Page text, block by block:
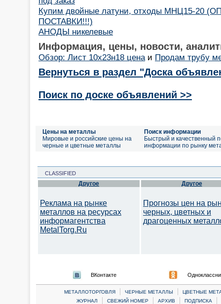
Купим двойные латуни, отходы МНЦ15-20
ПОСТАВКИ!!!)
АНОДЫ никелевые
Информация, цены, новости,
Обзор: Лист 10х23н18 цена и Продам трубу
Вернуться в раздел "Доска
Поиск по доске объявлений >>
Цены на металлы
Мировые и российские цены на
черные и цветные металлы
Поиск информации
Быстрый и качественный
информации по рынку
CLASSIFIED
Другое
Реклама на рынке
металлов на ресурсах
информагентства
MetalTorg.Ru
Другое
Прогнозы цен на
черных, цветных и
драгоценных
ВКонтакте
МЕТАЛЛОТОРГОВЛЯ | ЧЕРНЫЕ МЕТАЛЛЫ |
ЦВЕТНЫЕ
ЖУРНАЛ
| СВЕЖИЙ НОМЕР | АРХИВ | ПОДПИСКА |